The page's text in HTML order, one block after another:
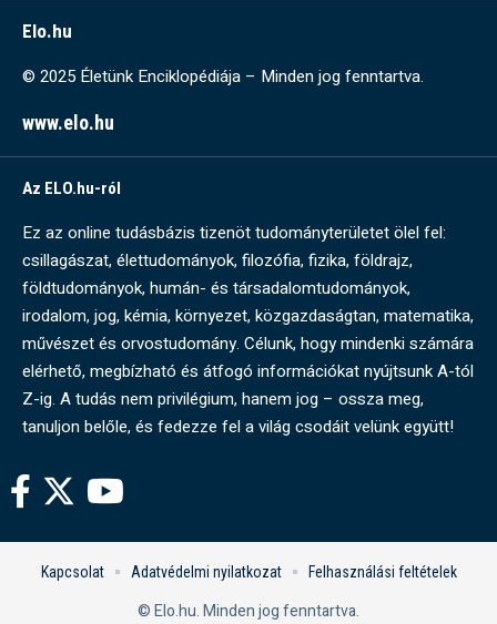
Elo.hu
© 2025 Életünk Enciklopédiája – Minden jog fenntartva.
www.elo.hu
Az ELO.hu-ról
Ez az online tudásbázis tizenöt tudományterületet ölel fel:
csillagászat, élettudományok, filozófia, fizika, földrajz,
földtudományok, humán- és társadalomtudományok,
irodalom, jog, kémia, környezet, közgazdaságtan, matematika,
művészet és orvostudomány. Célunk, hogy mindenki számára
elérhető, megbízható és átfogó információkat nyújtsunk A-tól
Z-ig. A tudás nem privilégium, hanem jog – ossza meg,
tanuljon belőle, és fedezze fel a világ csodáit velünk együtt!
© Elo.hu. Minden jog fenntartva.
Kapcsolat Adatvédelmi nyilatkozat Felhasználási feltételek